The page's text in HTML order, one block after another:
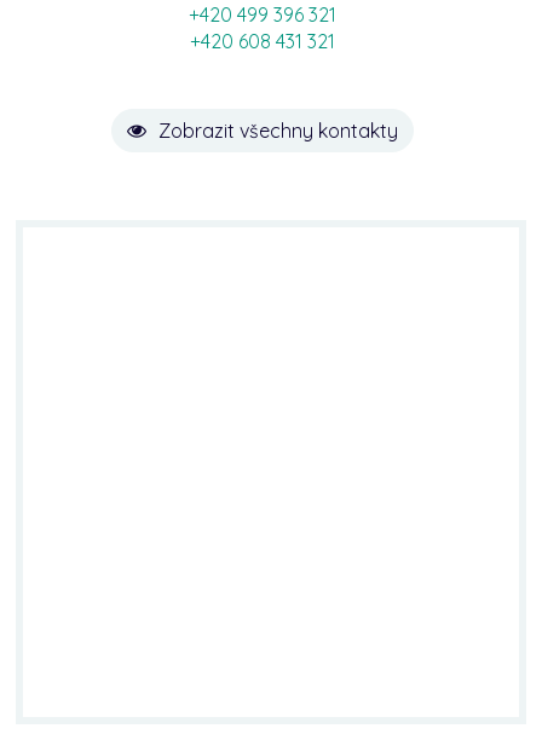
+420 499 396 321
+420 608 431 321
Zobrazit všechny kontakty